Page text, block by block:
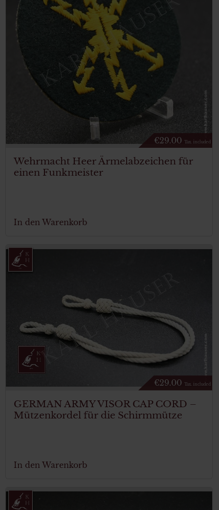
€29.00 Tax. included
Wehrmacht Heer Ärmelabzeichen für
einen Funkmeister
In den Warenkorb
€29.00 Tax. included
GERMAN ARMY VISOR CAP CORD –
Mützenkordel für die Schirmmütze
In den Warenkorb